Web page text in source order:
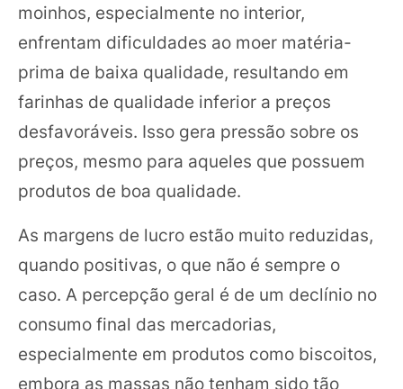
moinhos, especialmente no interior,
enfrentam dificuldades ao moer matéria-
prima de baixa qualidade, resultando em
farinhas de qualidade inferior a preços
desfavoráveis. Isso gera pressão sobre os
preços, mesmo para aqueles que possuem
produtos de boa qualidade.
As margens de lucro estão muito reduzidas,
quando positivas, o que não é sempre o
caso. A percepção geral é de um declínio no
consumo final das mercadorias,
especialmente em produtos como biscoitos,
embora as massas não tenham sido tão